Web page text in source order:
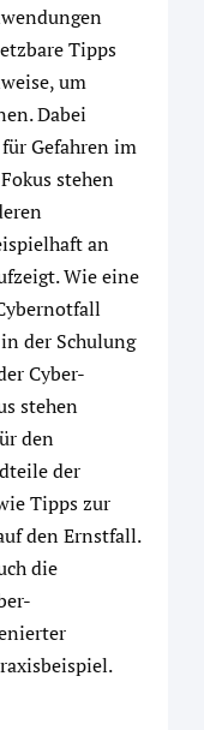
Tipps
um
Dabei
Gefahren im
stehen
an
Wie eine
der Schulung
Cyber-
stehen
den
der
Tipps zur
den Ernstfall.
die